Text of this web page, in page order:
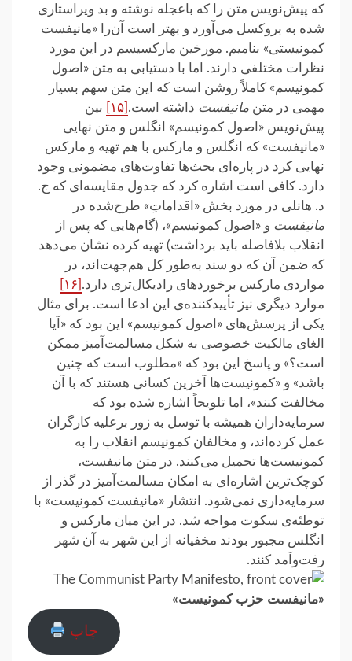
که پیش‌نویس متن را که باعجله نوشته و بد ویراستاری
شده به بروکسل می‌آورد و بهتر است آن‌را «مانیفست
کمونیستی» بنامیم. مورخین مارکسیسم در این مورد
نظرات مختلفی دارند. اما با دستیابی به متن «اصول
کمونیسم» کاملاً روشن است که این متن سهم بسیار
مهمی در متن مانیفست داشته است.
بین
پیش‌نویس «اصول کمونیسم» انگلس و متن نهایی
«مانیفست» که انگلس و مارکس با هم تهیه و مارکس
نهایی کرد در پاره‌ای بحث‌ها تفاوت‌های مضمونی وجود
دارد. کافی است اشاره کرد که جدول مقایسه‌ای که ج.
د. هانلی در مورد بخش «اقداماتِ» طرح‌شده در
مانیفست و «اصول کمونیسم»، (گام‌هایی که پس از
انقلاب بلافاصله باید برداشت) تهیه کرده نشان می‌دهد
که ضمن آن که دو سند به‌طور کل هم‌جهت‌اند، در
مواردی مارکس برخورد‌های رادیکال‌تری دارد.
موارد دیگری نیز تأییدکننده‌ی این ادعا است. برای مثال
یکی از پرسش‌های «اصول کمونیسم» این بود که «آیا
الغای مالکیت خصوصی به شکل مسالمت‌آمیز ممکن
است؟» و پاسخ این بود که «مطلوب است که چنین
باشد» و «کمونیست‌ها آخرین کسانی هستند که با آن
مخالفت کنند»، اما تلویحاً اشاره شده بود که
سرمایه‌داران همیشه با توسل به زور برعلیه کارگران
عمل کرده‌اند، و مخالفان کمونیسم انقلاب را به
کمونیست‌ها تحمیل می‌کنند. در متن مانیفست،
کوچک‌ترین اشاره‌ای به امکان مسالمت‌آمیز در گذر از
سرمایه‌داری نمی‌شود. انتشار «مانیفست کمونیست» با
توطئه‌ی سکوت مواجه شد. در این میان مارکس و
انگلس مجبور بودند مخفیانه از این شهر به آن شهر
رفت‌وآمد کنند.
«مانیفست حزب کمونیست»
چاپ